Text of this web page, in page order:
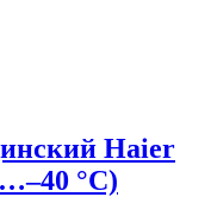
Haier
°C)